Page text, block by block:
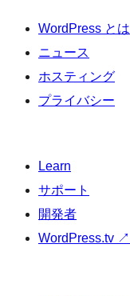
WordPress とは
ニュース
ホスティング
プライバシー
Learn
サポート
開発者
WordPress.tv ↗